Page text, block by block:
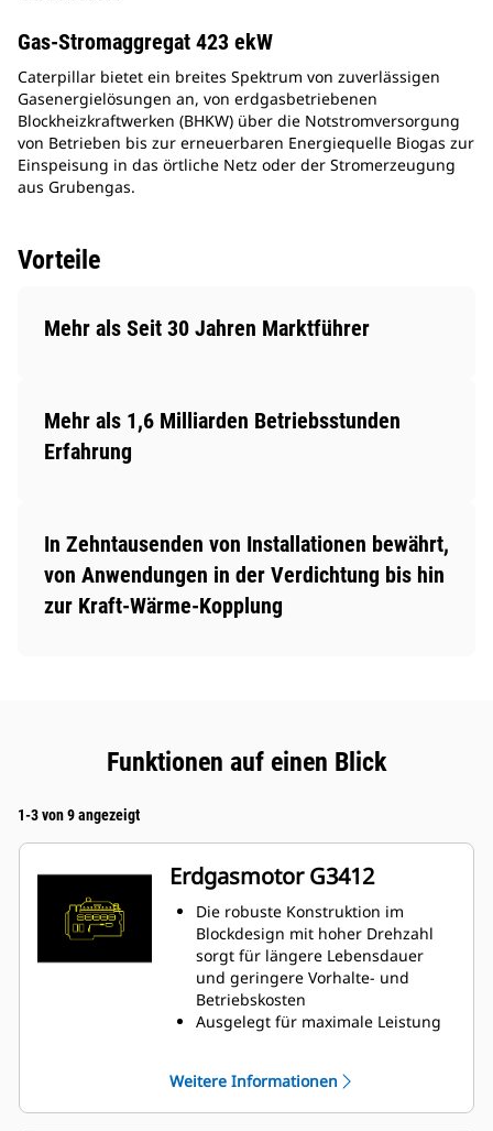
Gas-Stromaggregat 423 ekW
Caterpillar bietet ein breites Spektrum von zuverlässigen
Gasenergielösungen an, von erdgasbetriebenen
Blockheizkraftwerken (BHKW) über die Notstromversorgung
von Betrieben bis zur erneuerbaren Energiequelle Biogas zur
Einspeisung in das örtliche Netz oder der Stromerzeugung
aus Grubengas.
Vorteile
Mehr als Seit 30 Jahren Marktführer
Mehr als 1,6 Milliarden Betriebsstunden
Erfahrung
In Zehntausenden von Installationen bewährt,
von Anwendungen in der Verdichtung bis hin
zur Kraft-Wärme-Kopplung
Funktionen auf einen Blick
1-3 von 9 angezeigt
Erdgasmotor G3412
Die robuste Konstruktion im
Blockdesign mit hoher Drehzahl
sorgt für längere Lebensdauer
und geringere Vorhalte- und
Betriebskosten
Ausgelegt für maximale Leistung
Verbrennungsverfahren für
Zuverlässigkeit und Kraftstoff-
Weitere Informationen